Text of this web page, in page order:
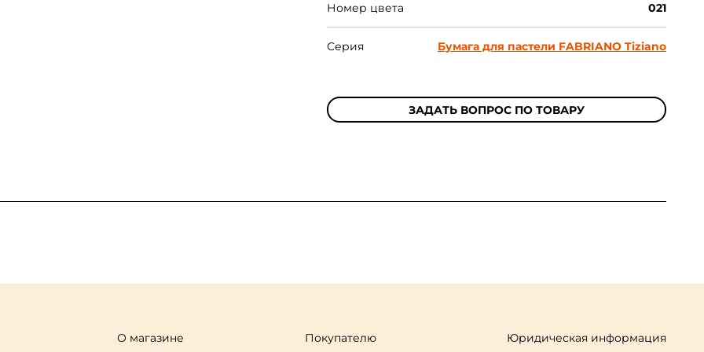
Номер цвета 021
Серия Бумага для пастели FABRIANO Tiziano
ЗАДАТЬ ВОПРОС ПО ТОВАРУ
О магазине Покупателю Юридическая информация